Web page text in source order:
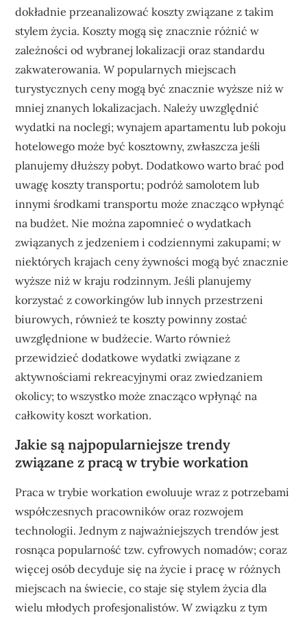
dokładnie przeanalizować koszty związane z takim
stylem życia. Koszty mogą się znacznie różnić w
zależności od wybranej lokalizacji oraz standardu
zakwaterowania. W popularnych miejscach
turystycznych ceny mogą być znacznie wyższe niż w
mniej znanych lokalizacjach. Należy uwzględnić
wydatki na noclegi; wynajem apartamentu lub pokoju
hotelowego może być kosztowny, zwłaszcza jeśli
planujemy dłuższy pobyt. Dodatkowo warto brać pod
uwagę koszty transportu; podróż samolotem lub
innymi środkami transportu może znacząco wpłynąć
na budżet. Nie można zapomnieć o wydatkach
związanych z jedzeniem i codziennymi zakupami; w
niektórych krajach ceny żywności mogą być znacznie
wyższe niż w kraju rodzinnym. Jeśli planujemy
korzystać z coworkingów lub innych przestrzeni
biurowych, również te koszty powinny zostać
uwzględnione w budżecie. Warto również
przewidzieć dodatkowe wydatki związane z
aktywnościami rekreacyjnymi oraz zwiedzaniem
okolicy; to wszystko może znacząco wpłynąć na
całkowity koszt workation.
Jakie są najpopularniejsze trendy
związane z pracą w trybie workation
Praca w trybie workation ewoluuje wraz z potrzebami
współczesnych pracowników oraz rozwojem
technologii. Jednym z najważniejszych trendów jest
rosnąca popularność tzw. cyfrowych nomadów; coraz
więcej osób decyduje się na życie i pracę w różnych
miejscach na świecie, co staje się stylem życia dla
wielu młodych profesjonalistów. W związku z tym